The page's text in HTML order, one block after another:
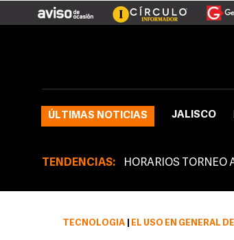
ÚLTIMAS NOTICIAS JALISCO
TENDENCIAS: HORARIOS TORNEO
TECNOLOGÍA EL USO EN GENERAL